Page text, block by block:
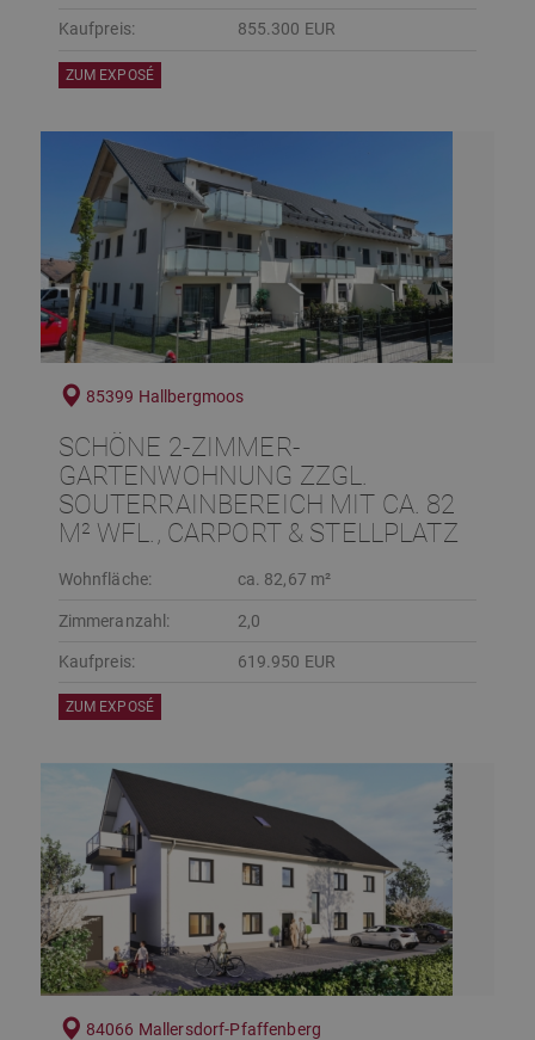
Kaufpreis: 855.300 EUR
ZUM EXPOSÉ
85399 Hallbergmoos
SCHÖNE 2-ZIMMER-
GARTENWOHNUNG ZZGL.
SOUTERRAINBEREICH MIT CA. 82
M² WFL., CARPORT & STELLPLATZ
Wohnfläche: ca. 82,67 m²
Zimmeranzahl: 2,0
Kaufpreis: 619.950 EUR
ZUM EXPOSÉ
84066 Mallersdorf-Pfaffenberg